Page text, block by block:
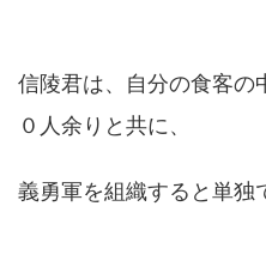
信陵君は、自分の食客の
０人余りと共に、
義勇軍を組織すると単独